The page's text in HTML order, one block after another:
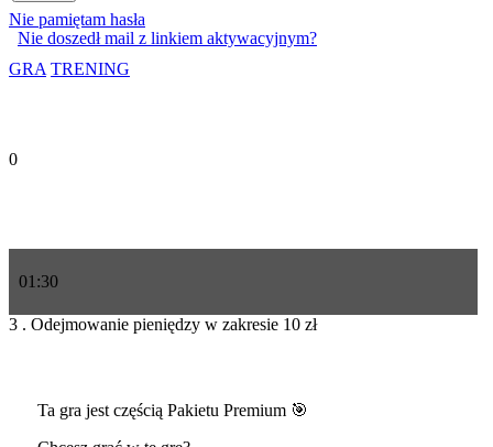
Nie pamiętam hasła
Nie doszedł mail z linkiem aktywacyjnym?
GRA TRENING
0
01 :30
3 . Odejmowanie pieniędzy w zakresie 10 zł
Ta gra jest częścią Pakietu Premium 🎯